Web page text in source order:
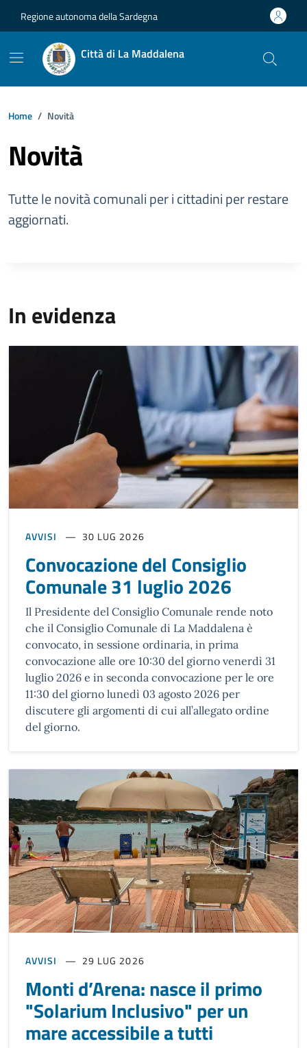
Regione autonoma della Sardegna
Città di La Maddalena
Home Novità
Novità
Tutte le novità comunali per i cittadini per restare
aggiornati.
In evidenza
AVVISI 30 LUG 2026
Convocazione del Consiglio
Comunale 31 luglio 2026
Il Presidente del Consiglio Comunale rende noto
che il Consiglio Comunale di La Maddalena è
convocato, in sessione ordinaria, in prima
convocazione alle ore 10:30 del giorno venerdì 31
luglio 2026 e in seconda convocazione per le ore
11:30 del giorno lunedì 03 agosto 2026 per
discutere gli argomenti di cui all’allegato ordine
del giorno.
AVVISI 29 LUG 2026
Monti d’Arena: nasce il primo
"Solarium Inclusivo" per un
mare accessibile a tutti